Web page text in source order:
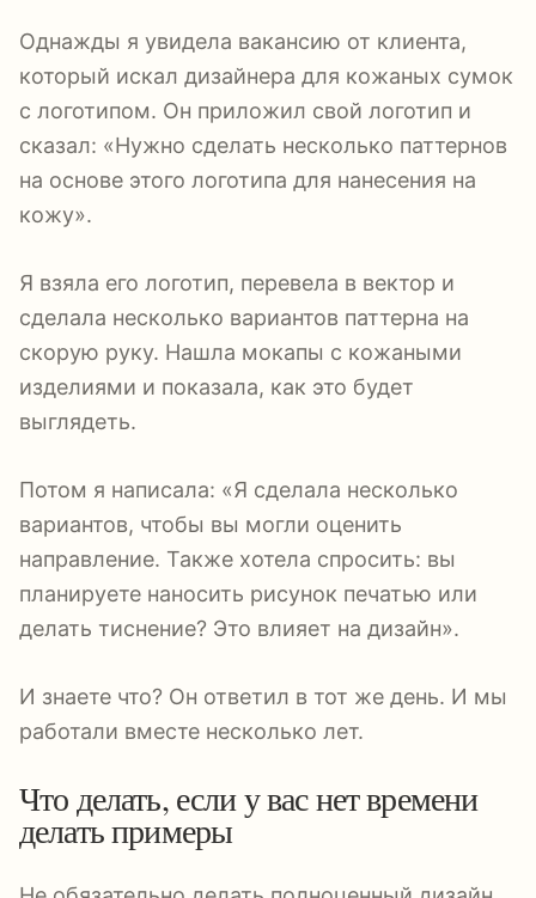
Однажды я увидела вакансию от клиента,
который искал дизайнера для кожаных сумок
с логотипом. Он приложил свой логотип и
сказал: «Нужно сделать несколько паттернов
на основе этого логотипа для нанесения на
кожу».
Я взяла его логотип, перевела в вектор и
сделала несколько вариантов паттерна на
скорую руку. Нашла мокапы с кожаными
изделиями и показала, как это будет
выглядеть.
Потом я написала: «Я сделала несколько
вариантов, чтобы вы могли оценить
направление. Также хотела спросить: вы
планируете наносить рисунок печатью или
делать тиснение? Это влияет на дизайн».
И знаете что? Он ответил в тот же день. И мы
работали вместе несколько лет.
Что делать, если у вас нет времени
делать примеры